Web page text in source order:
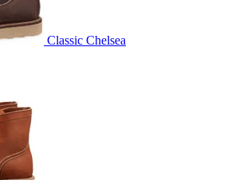
Classic Chelsea